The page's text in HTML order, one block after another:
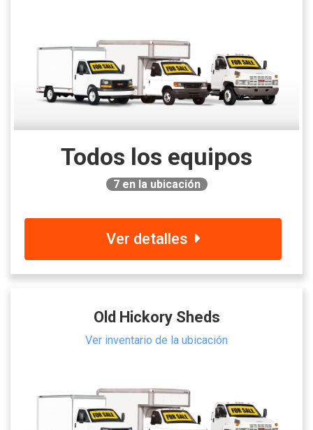
Todos los equipos
7en la ubicación
Ver detalles
Old Hickory Sheds
Ver inventario de la ubicación